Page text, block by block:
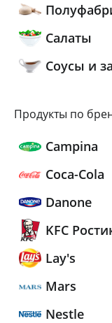
Салаты
Соусы и
Продукты по
Campina
Coca-Cola
Danone
KFC
Lay's
Mars
Nestle